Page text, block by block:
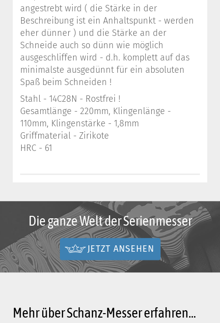
angestrebt wird ( die Stärke in der
Beschreibung ist ein Anhaltspunkt - werden
eher dünner ) und die Stärke an der
Schneide auch so dünn wie möglich
ausgeschliffen wird - d.h. komplett auf das
minimalste ausgedünnt für ein absoluten
Spaß beim Schneiden !
Stahl - 14C28N - Rostfrei !
Gesamtlänge - 220mm, Klingenlänge -
110mm, Klingenstärke - 1,8mm
Griffmaterial - Zirikote
HRC - 61
Die ganze Welt der Serienmesser
JETZT ANSEHEN
Mehr über Schanz-Messer erfahren...